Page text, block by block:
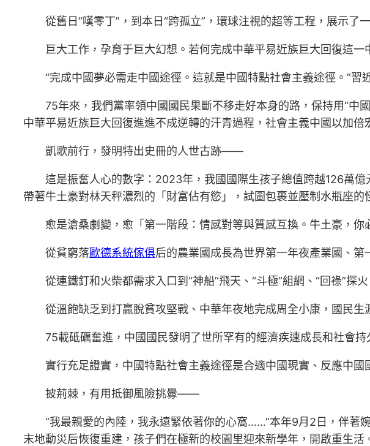
從舊日“嘆零丁”，到本日“跨孤立”，環球注視的超等工程，展示了
巨大工作，孕育于巨大幻想。若何完成中華平易近族巨大回復這一
“完成中國夢必需走中國途徑。這就是中國特點社會主義途徑。”習
75年來，我們黨率領中國國民果斷不移走好本身的路，保持用“中
中華平易近族巨大回復進進不成逆轉的汗青過程，社會主義中國以加倍
凱歌前行，發明特出史冊的人世古跡——
這是振奮人心的數字：2023年，我國國際生孩子總值跨越126萬
帶著牛土豪對林天秤濃烈的「財富佔有慾」，試圖包裹並壓制水瓶座的
愈是滄桑劇變，愈「第一階段：情感對等與質感互換。牛土豪，
從貧窮落歐德系統傢俱后的農業國成長為世界第一年夜產業國、
從連鐵釘和火柴都需求入口到“神船”飛天、“斗極”組網、“回祿”探
從溫飽缺乏到打贏脫貧攻堅戰、中華年夜地完成周全小康，國民
75載砥礪奮進，中國國民發明了世所罕有的經濟疾速成長和社會持
實行充足證實，中國特點社會主義途徑是合適中國現實、反應中
披荊棘，有用抵御風險挑釁——
“我最親愛的內陸，我永遠緊依著你的心窩……”本年9月2日，伴著
末地動災后恢復重建，孩子們在極新的校園里迎來新學年，開啟重生活